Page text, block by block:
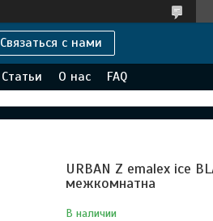
Связаться с нами
Статьи О нас FAQ
URBAN Z emalex ice
межкомнатна
В наличии